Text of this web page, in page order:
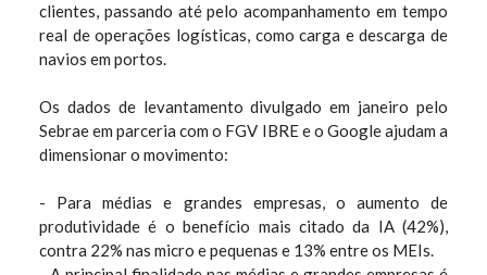
clientes, passando até pelo acompanhamento em tempo
real de operações logísticas, como carga e descarga de
navios em portos.
Os dados de levantamento divulgado em janeiro pelo
Sebrae em parceria com o FGV IBRE e o Google ajudam a
dimensionar o movimento:
- Para médias e grandes empresas, o aumento de
produtividade é o benefício mais citado da IA (42%),
contra 22% nas micro e pequenas e 13% entre os MEIs.